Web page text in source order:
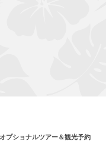
プショナルツアー＆観光予約